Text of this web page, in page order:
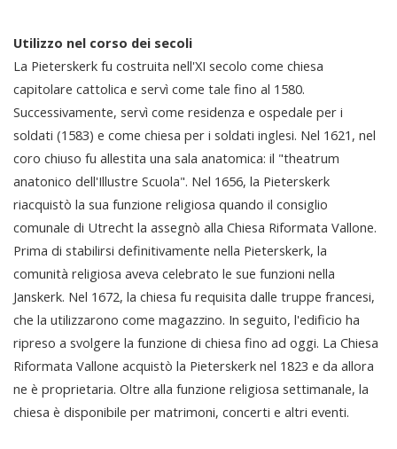
Utilizzo nel corso dei secoli
La Pieterskerk fu costruita nell'XI secolo come chiesa
capitolare cattolica e servì come tale fino al 1580.
Successivamente, servì come residenza e ospedale per i
soldati (1583) e come chiesa per i soldati inglesi. Nel 1621, nel
coro chiuso fu allestita una sala anatomica: il "theatrum
anatonico dell'Illustre Scuola". Nel 1656, la Pieterskerk
riacquistò la sua funzione religiosa quando il consiglio
comunale di Utrecht la assegnò alla Chiesa Riformata Vallone.
Prima di stabilirsi definitivamente nella Pieterskerk, la
comunità religiosa aveva celebrato le sue funzioni nella
Janskerk. Nel 1672, la chiesa fu requisita dalle truppe francesi,
che la utilizzarono come magazzino. In seguito, l'edificio ha
ripreso a svolgere la funzione di chiesa fino ad oggi. La Chiesa
Riformata Vallone acquistò la Pieterskerk nel 1823 e da allora
ne è proprietaria. Oltre alla funzione religiosa settimanale, la
chiesa è disponibile per matrimoni, concerti e altri eventi.